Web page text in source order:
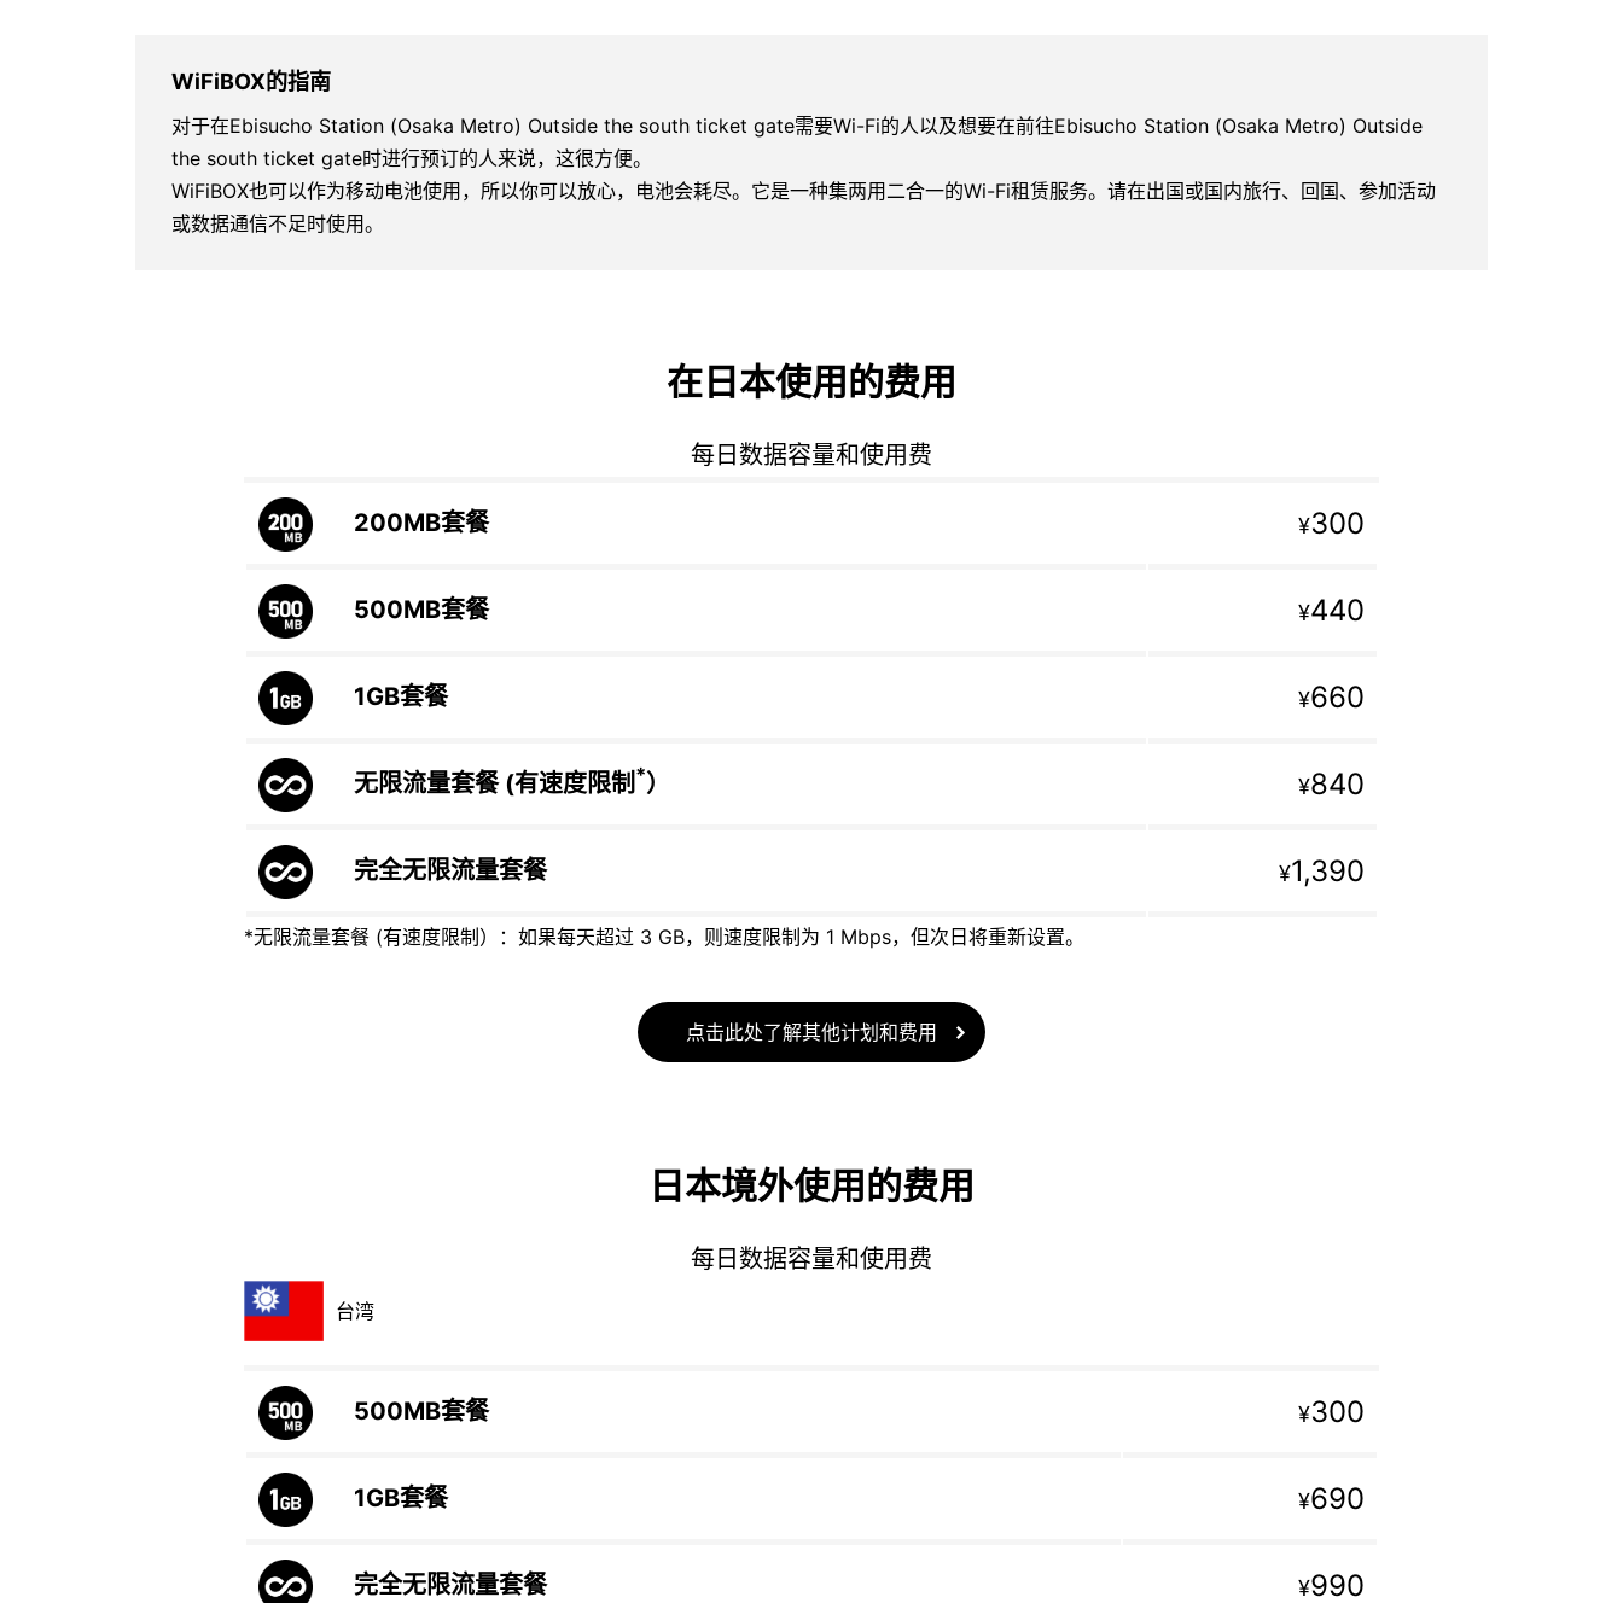
WiFiBOX的指南
对于在Ebisucho Station (Osaka Metro) Outside the south ticket gate需要Wi-Fi的人以及想要在前往Ebisucho Station (Osaka Metro) Outside
the south ticket gate时进行预订的人来说，这很方便。
WiFiBOX也可以作为移动电池使用，所以你可以放心，电池会耗尽。它是一种集两用二合一的Wi-Fi租赁服务。请在出国或国内旅行、回国、参加活动
或数据通信不足时使用。
在日本使用的费用
每日数据容量和使用费
200MB套餐 ¥300
500MB套餐 ¥440
1GB套餐 ¥660
无限流量套餐 (有速度限制 *） ¥840
完全无限流量套餐 ¥1,390
*无限流量套餐 (有速度限制）：如果每天超过 3 GB，则速度限制为 1 Mbps，但次日将重新设置。
点击此处了解其他计划和费用
日本境外使用的费用
每日数据容量和使用费
台湾
500MB套餐 ¥300
1GB套餐 ¥690
完全无限流量套餐 ¥990